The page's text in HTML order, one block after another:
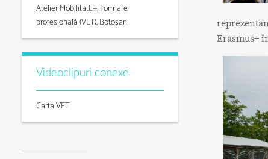
Atelier MobilitatE+, Formare
profesională (VET), Botoşani
Videoclipuri conexe
Carta VET
Erasmus+